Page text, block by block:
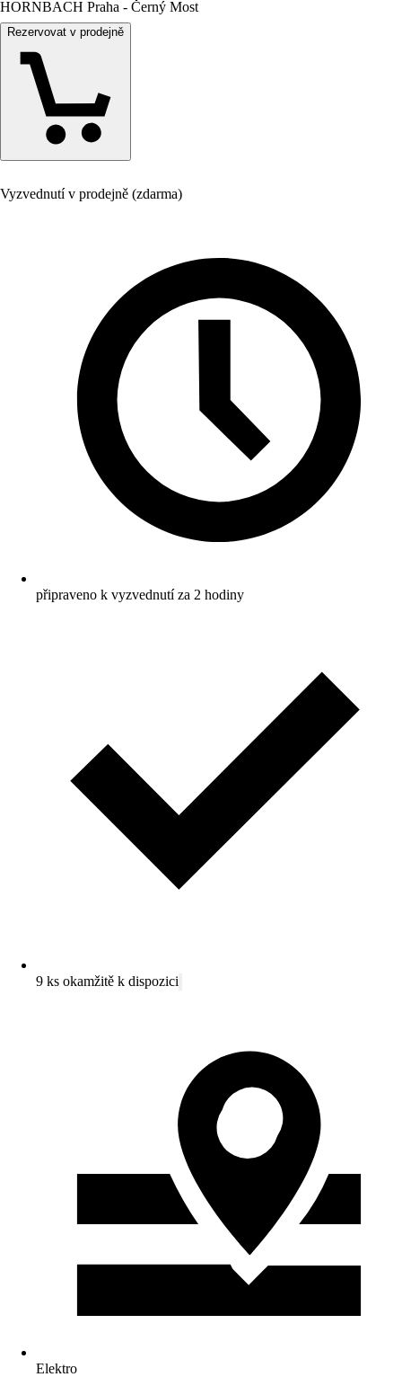
HORNBACH Praha - Černý Most
Rezervovat v prodejně
Vyzvednutí v prodejně (zdarma)
připraveno k vyzvednutí za 2 hodiny
9 ks okamžitě k dispozici
Elektro